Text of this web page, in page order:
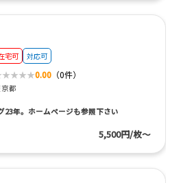
宅可 対応可
0.00 （0件）
都
23年。ホームページも参照下さい
5,500円/枚～